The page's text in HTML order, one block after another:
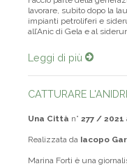
Faccio parte della
lavorare, subito dopo la
impianti petroliferi e
all’Anic di Gela e al
Leggi di più
CATTURARE
Una Città n° 277 / 2021
Realizzata da Iacopo